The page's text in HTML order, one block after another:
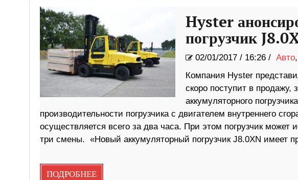
Hyster
погрузчик
02/01/2017/ 16:26 / Авто,
Компания Hyster
скоро поступит в продажу,
аккумуляторного
производительности погрузчика с двигателем внутреннего
осуществляется всего за два часа. При этом погрузчик может
три смены. «Новый аккумуляторный погрузчик J8.0XN имеет
ПОДРОБНЕЕ